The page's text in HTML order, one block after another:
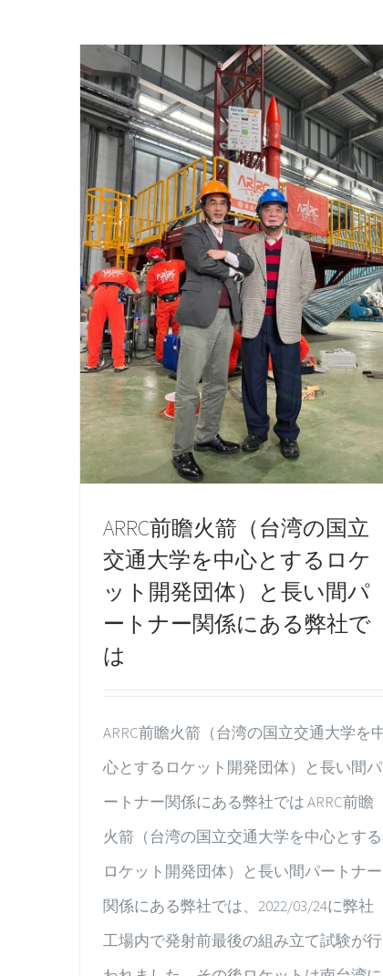
ARRC前瞻火箭（台湾の国立
交通大学を中心とするロケ
ット開発団体）と長い間パ
ートナー関係にある弊社で
は
ARRC前瞻火箭（台湾の国立交通大学を
心とするロケット開発団体）と長い間パ
ートナー関係にある弊社では ARRC前瞻
火箭（台湾の国立交通大学を中心とする
ロケット開発団体）と長い間パートナー
関係にある弊社では、2022/03/24に弊社
工場内で発射前最後の組み立て試験が行